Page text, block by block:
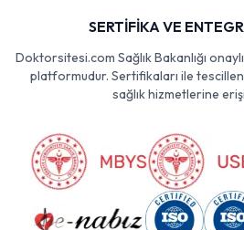
SERTİFİKA VE
Doktorsitesi.com Sağlık Bakanlığı
platformudur. Sertifikaları ile
sağlık hizmetlerine